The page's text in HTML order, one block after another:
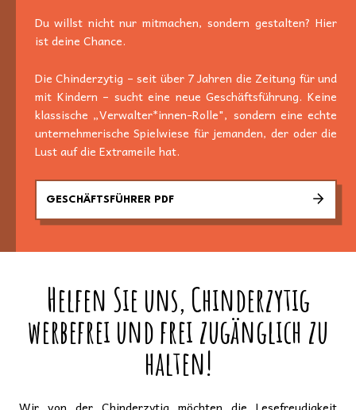
Du willst nicht nur mitmachen, sondern gestalten? Hier
ist deine Chance.
Die Chinderzytig – seit über 7 Jahren die Zeitung für und
mit Kindern – sucht eine neue Geschäftsführung. Keine
klassische „Verwalter*innen-Rolle", sondern eine echte
unternehmerische Spielwiese für jemanden, der oder die
Lust auf die Extrameile hat.
GESCHÄFTSFÜHRER PDF
Helfen Sie uns, Chinderzytig
werbefrei und frei zugänglich zu
halten!